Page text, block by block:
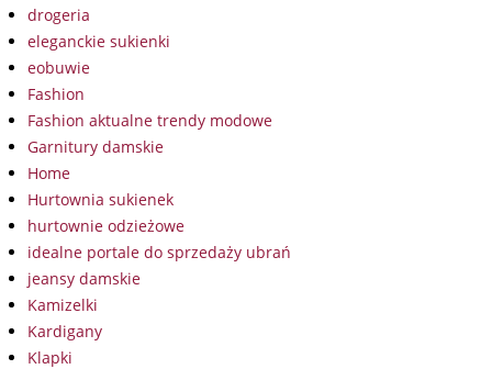
drogeria
eleganckie sukienki
eobuwie
Fashion
Fashion aktualne trendy modowe
Garnitury damskie
Home
Hurtownia sukienek
hurtownie odzieżowe
idealne portale do sprzedaży ubrań
jeansy damskie
Kamizelki
Kardigany
Klapki